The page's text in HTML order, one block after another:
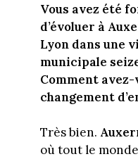
Vous avez été
d’évoluer à
Lyon dans une
municipale
Comment avez-
changement
Très bien.
où tout le